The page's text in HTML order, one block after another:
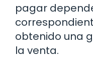
pagar
obtenido una
la venta.